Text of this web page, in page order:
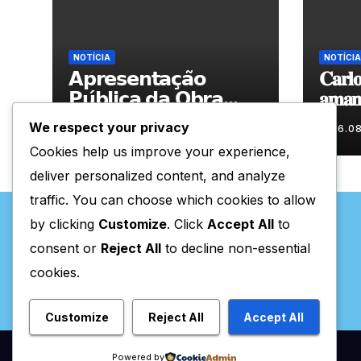
NOTÍCIA
𝗔𝗽𝗿𝗲𝘀𝗲𝗻𝘁𝗮𝗰̧𝗮̃𝗼
𝗣𝘂́𝗯𝗹𝗶𝗰𝗮 𝗱𝗮 𝗢𝗯𝗿𝗮
“𝗣𝗿𝗼𝗰𝘂𝗿𝗼 𝗮
𝗙𝗲𝗹𝗶𝗰𝗶𝗱𝗮𝗱𝗲 𝗲 𝗲𝗹𝗮
𝗺𝗼𝗿𝗮 𝗰𝗼𝗺𝗶𝗴𝗼”
06.08.2026
NOTÍCIA
𝐀𝐫𝐭𝐞𝐬
Valpaços Online
We respect your privacy
Cookies help us improve your experience,
deliver personalized content, and analyze
traffic. You can choose which cookies to allow
by clicking Customize. Click Accept All to
consent or Reject All to decline non-essential
cookies.
Customize Reject All Accept All
Powered by